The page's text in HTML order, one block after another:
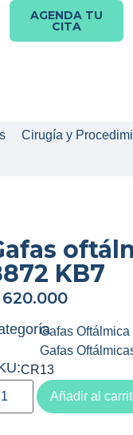
AGENDA TU
CITA
Cirugía y
KB7
620.000
Gafas
Gafas
CR13
Añadir al